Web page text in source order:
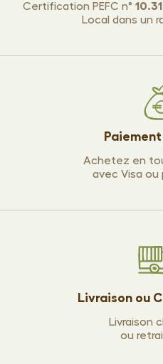
Certification PEFC n°
Local dans un
Achetez en
avec Visa ou
Livraison ou
Livraison
ou